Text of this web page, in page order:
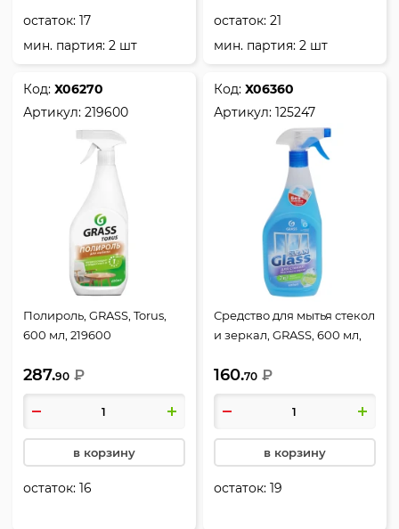
остаток:17
мин. партия: 2 шт
остаток:21
мин. партия: 2 шт
Код:Х06270
Артикул:219600
Полироль, GRASS, Torus,
600 мл, 219600
287.90 ₽
в корзину
остаток:16
Код:Х06360
Артикул:125247
Средство для мытья стекол
и зеркал, GRASS, 600 мл,
Голубая лагуна, 125247
160.70 ₽
в корзину
остаток:19